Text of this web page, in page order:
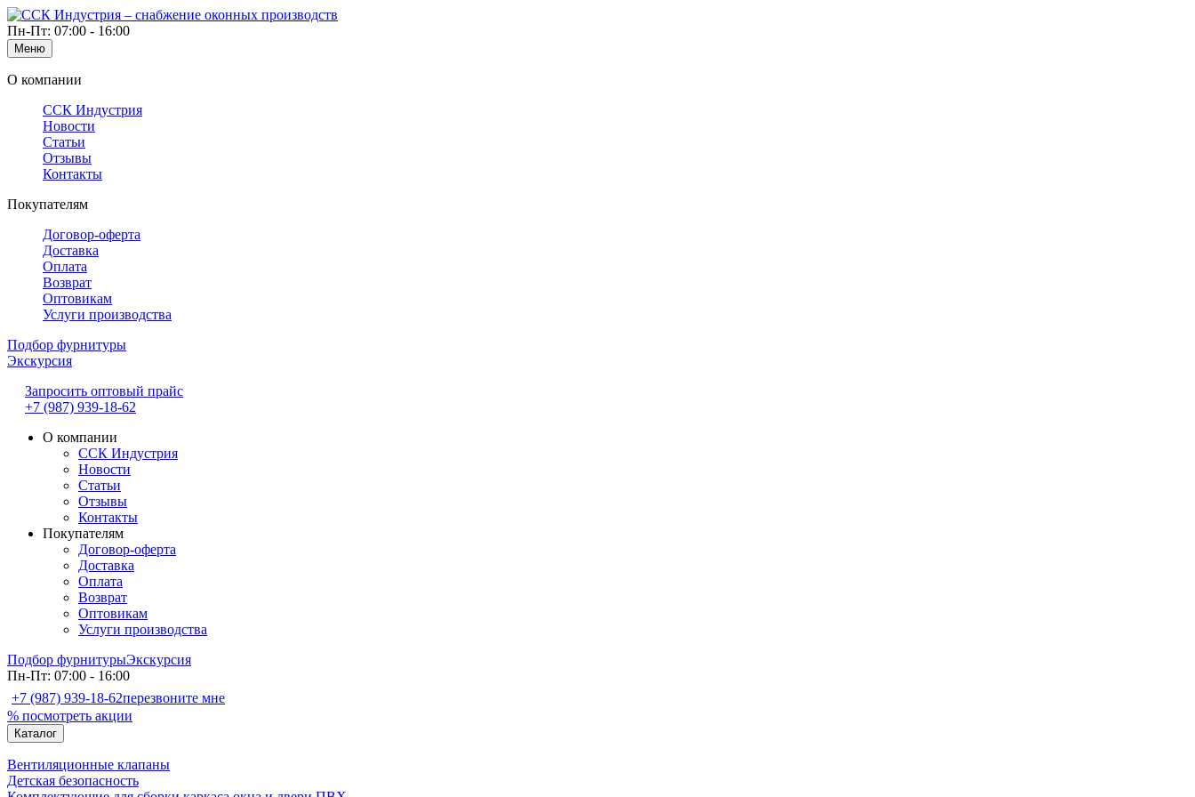
Пн-Пт: 07:00 - 16:00
Меню
О компании
ССК Индустрия
Новости
Статьи
Отзывы
Контакты
Покупателям
Договор-оферта
Доставка
Оплата
Возврат
Оптовикам
Услуги производства
Подбор фурнитуры
Экскурсия
Запросить оптовый прайс
+7 (987) 939-18-62
О компании
ССК Индустрия
Новости
Статьи
Отзывы
Контакты
Покупателям
Договор-оферта
Доставка
Оплата
Возврат
Оптовикам
Услуги производства
Подбор фурнитурыЭкскурсия
Пн-Пт: 07:00 - 16:00
+7 (987) 939-18-62перезвоните мне
% посмотреть акции
Каталог
Вентиляционные клапаны
Детская безопасность